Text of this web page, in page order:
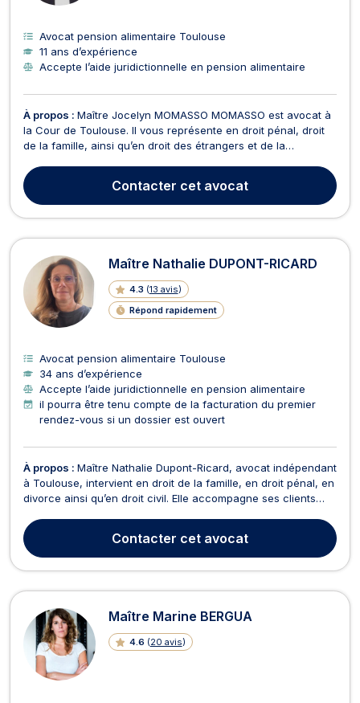
Avocat pension alimentaire Toulouse
11 ans d’expérience
Accepte l’aide juridictionnelle en pension alimentaire
À propos : Maître Jocelyn MOMASSO MOMASSO est avocat à
la Cour de Toulouse. Il vous représente en droit pénal, droit
de la famille, ainsi qu’en droit des étrangers et de la
droit de la famille et saura vous conseiller en cas de litiges
afférents à la séparation, au divorce, à l...
Contacter cet avocat
Maître Nathalie DUPONT-RICARD
4.3 (13 avis)
Répond rapidement
Avocat pension alimentaire Toulouse
34 ans d’expérience
Accepte l’aide juridictionnelle en pension alimentaire
il pourra être tenu compte de la facturation du premier
rendez-vous si un dossier est ouvert
À propos : Maître Nathalie Dupont-Ricard, avocat indépendant
à Toulouse, intervient en droit de la famille, en droit pénal, en
divorce ainsi qu’en droit civil. Elle accompagne ses clients
sensibles, en veillant à défendre efficacement leurs droits.
Elle vous assiste notamment dans l...
Contacter cet avocat
Maître Marine BERGUA
4.6 (20 avis)